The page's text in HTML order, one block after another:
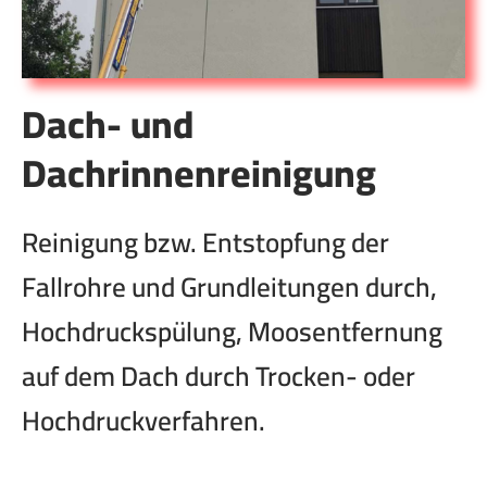
Dach- und
Dachrinnenreinigung
Reinigung bzw. Entstopfung der
Fallrohre und Grundleitungen durch,
Hochdruckspülung, Moosentfernung
auf dem Dach durch Trocken- oder
Hochdruckverfahren.